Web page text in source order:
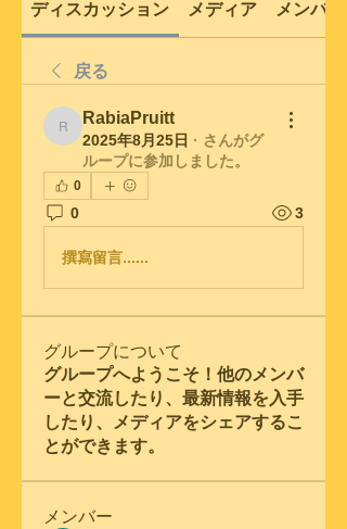
ディスカッション メディア メンバー
戻る
RabiaPruitt
RabiaPruitt
2025年8月25日 · さんがグ
ループに参加しました。
0
0 3
撰寫留言......
グループについて
グループへようこそ！他のメンバ
ーと交流したり、最新情報を入手
したり、メディアをシェアするこ
とができます。
メンバー